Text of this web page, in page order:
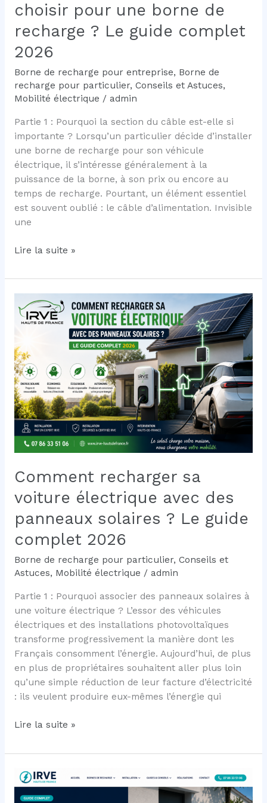
une
de
recharge
choisir pour une borne de
recharge ? Le guide complet
2026
Borne de recharge pour entreprise, Borne de
recharge pour particulier, Conseils et Astuces,
Mobilité électrique / admin
Partie 1 : Pourquoi la section du câble est-elle si
importante ? Lorsqu’un particulier décide d’installer
une borne de recharge pour son véhicule
électrique, il s’intéresse généralement à la
puissance de la borne, à son prix ou encore au
temps de recharge. Pourtant, un élément essentiel
est souvent oublié : le câble d’alimentation. Invisible
une
Quelle
de
câble
choisir
pour
borne
de
recharge
?
Le
guide
complet
2026
Lire la suite »
Comment recharger sa
voiture électrique avec des
panneaux solaires ? Le guide
complet 2026
Borne de recharge pour particulier, Conseils et
Astuces, Mobilité électrique / admin
Partie 1 : Pourquoi associer des panneaux solaires à
une voiture électrique ? L’essor des véhicules
électriques et des installations photovoltaïques
transforme progressivement la manière dont les
Français consomment l’énergie. Aujourd’hui, de plus
en plus de propriétaires souhaitent aller plus loin
qu’une simple réduction de leur facture d’électricité
: ils veulent produire eux-mêmes l’énergie qui
Comment
sa
électrique
avec
Lire la suite »